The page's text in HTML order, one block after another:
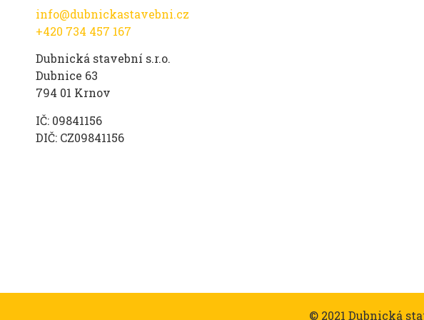
info@dubnickastavebni.cz
+420 734 457 167
Dubnická stavební s.r.o.
Dubnice 63
794 01 Krnov
IČ: 09841156
DIČ: CZ09841156
© 2021 Dubnická